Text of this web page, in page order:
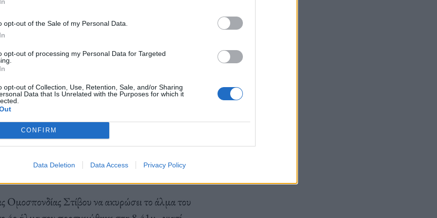
opt-out of the Sale of my Personal Data.
opt-out of processing my Personal Data for Targeted
opt-out of Collection, Use, Retention, Sale, and/or Sharing
Data that Is Unrelated with the Purposes for which it
CONFIRM
Data Deletion Data Access Privacy Policy
στα 8,40 για το… χρώμα των παπουτσιών
στα 8,41.
ό,τι διάολο θέλω. Είναι απλώς άδικο.
εβδομάδα θα φορέσω τα ίδια παπούτσια σε
ο χρυσός Ολυμπιονίκης του μήκους και το
Ομοσπονδίας Στίβου να ακυρώσει το άλμα του